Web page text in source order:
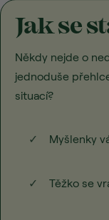
Jak se
Někdy nejde o
jednoduše
situací?
✓ Myšlenky
✓ Těžko se